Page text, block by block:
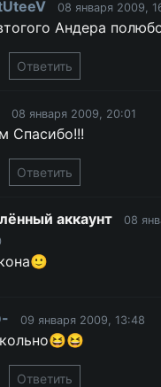
08 января 2009,
Андера
Ответить
08 января 2009, 20:01
Спасибо!!!
Ответить
аккаунт
08
09 января 2009, 13:48
Ответить